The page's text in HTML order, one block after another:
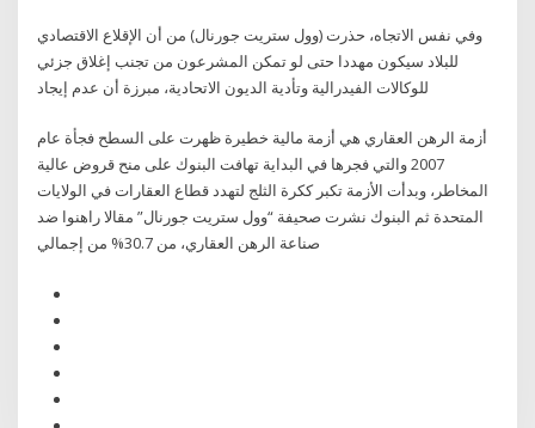
وفي نفس الاتجاه، حذرت (وول ستريت جورنال) من أن الإقلاع الاقتصادي
للبلاد سيكون مهددا حتى لو تمكن المشرعون من تجنب إغلاق جزئي
للوكالات الفيدرالية وتأدية الديون الاتحادية، مبرزة أن عدم إيجاد
أزمة الرهن العقاري هي أزمة مالية خطيرة ظهرت على السطح فجأة عام
2007 والتي فجرها في البداية تهافت البنوك على منح قروض عالية
المخاطر، وبدأت الأزمة تكبر ككرة الثلج لتهدد قطاع العقارات في الولايات
المتحدة ثم البنوك نشرت صحيفة “وول ستريت جورنال” مقالا راهنوا ضد
صناعة الرهن العقاري، من 30.7% من إجمالي